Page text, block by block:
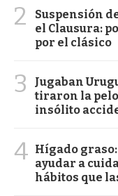
2
Suspensión
el Clausura:
por el clásico
3
Jugaban
tiraron la
insólito
4 Hígado
ayudar a
hábitos que